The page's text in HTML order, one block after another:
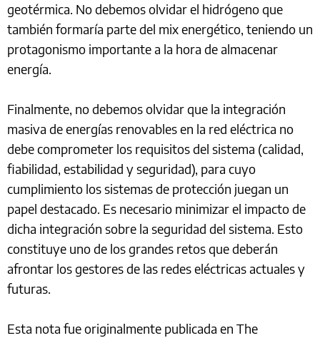
geotérmica. No debemos olvidar el hidrógeno que
también formaría parte del mix energético, teniendo un
protagonismo importante a la hora de almacenar
energía.
Finalmente, no debemos olvidar que la integración
masiva de energías renovables en la red eléctrica no
debe comprometer los requisitos del sistema (calidad,
fiabilidad, estabilidad y seguridad), para cuyo
cumplimiento los sistemas de protección juegan un
papel destacado. Es necesario minimizar el impacto de
dicha integración sobre la seguridad del sistema. Esto
constituye uno de los grandes retos que deberán
afrontar los gestores de las redes eléctricas actuales y
futuras.
Esta nota fue originalmente publicada en The